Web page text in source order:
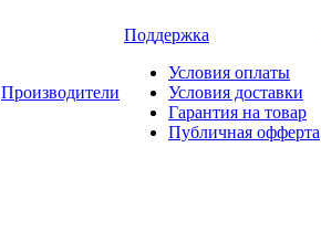
Производители
Поддержка
Условия оплаты
Условия доставки
Гарантия на товар
Публичная офферта